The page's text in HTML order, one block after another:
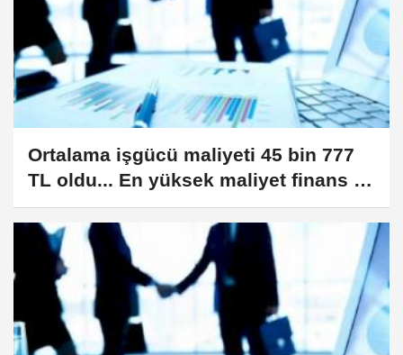
Ortalama işgücü maliyeti 45 bin 777
TL oldu... En yüksek maliyet finans ve
sigorta sektöründe